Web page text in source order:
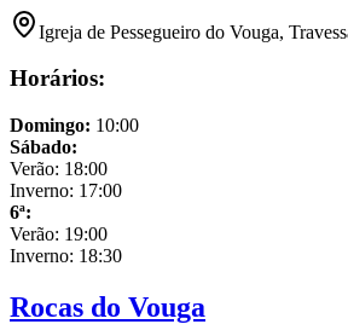
Igreja de Pessegueiro do Vouga,
Horários:
Domingo: 10:00
Sábado:
Verão: 18:00
Inverno: 17:00
6ª:
Verão: 19:00
Inverno: 18:30
Rocas do Vouga